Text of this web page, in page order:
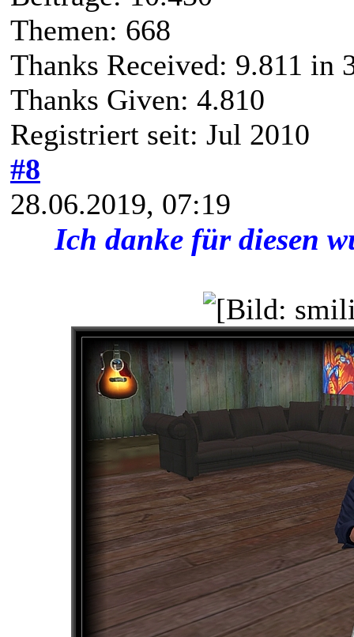
Themen: 668
Thanks Received: 9.811 in
Thanks Given: 4.810
Registriert seit: Jul 2010
#8
28.06.2019, 07:19
Ich danke für diesen